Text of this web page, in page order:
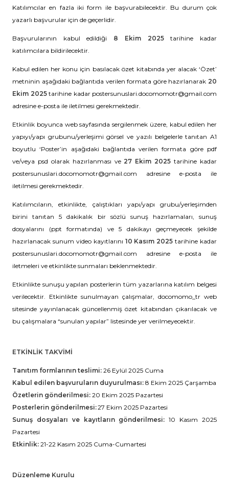
Katılımcılar en fazla iki form ile başvurabilecektir. Bu durum çok
yazarlı başvurular için de geçerlidir.
Başvurularının kabul edildiği 8 Ekim 2025tarihine kadar
katılımcılara bildirilecektir.
Kabul edilen her konu için basılacak özet kitabında yer alacak ‘Özet’
metninin aşağıdaki bağlantıda verilen formata göre hazırlanarak 20
Ekim 2025tarihine kadar postersunuslari.docomomotr@gmail.com
adresine e-posta ile iletilmesi gerekmektedir.
Etkinlik boyunca web sayfasında sergilenmek üzere, kabul edilen her
yapıyı/yapı grubunu/yerleşimi görsel ve yazılı belgelerle tanıtan A1
boyutlu ‘Poster’in aşağıdaki bağlantıda verilen formata göre pdf
ve/veya psd olarak hazırlanması ve 27 Ekim 2025 tarihine kadar
postersunuslari.docomomotr@gmail.com adresine e-posta ile
iletilmesi gerekmektedir.
Katılımcıların, etkinlikte, çalıştıkları yapı/yapı grubu/yerleşimden
birini tanıtan 5 dakikalık bir sözlü sunuş hazırlamaları, sunuş
dosyalarını (ppt formatında) ve 5 dakikayı geçmeyecek şekilde
hazırlanacak sunum video kayıtlarını 10 Kasım 2025 tarihine kadar
postersunuslari.docomomotr@gmail.com adresine e-posta ile
iletmeleri ve etkinlikte sunmaları beklenmektedir.
Etkinlikte sunuşu yapılan posterlerin tüm yazarlarına katılım belgesi
verilecektir. Etkinlikte sunulmayan çalışmalar, docomomo_tr web
sitesinde yayınlanacak güncellenmiş özet kitabından çıkarılacak ve
bu çalışmalara “sunulan yapılar” listesinde yer verilmeyecektir.
ETKİNLİK TAKVİMİ
Tanıtım formlarının teslimi: 26 Eylül 2025 Cuma
Kabul edilen başvuruların duyurulması: 8 Ekim 2025 Çarşamba
Özetlerin gönderilmesi: 20 Ekim 2025 Pazartesi
Posterlerin gönderilmesi:27 Ekim 2025 Pazartesi
Sunuş dosyaları ve kayıtların gönderilmesi: 10 Kasım 2025
Pazartesi
Etkinlik: 21-22 Kasım 2025 Cuma-Cumartesi
Düzenleme Kurulu